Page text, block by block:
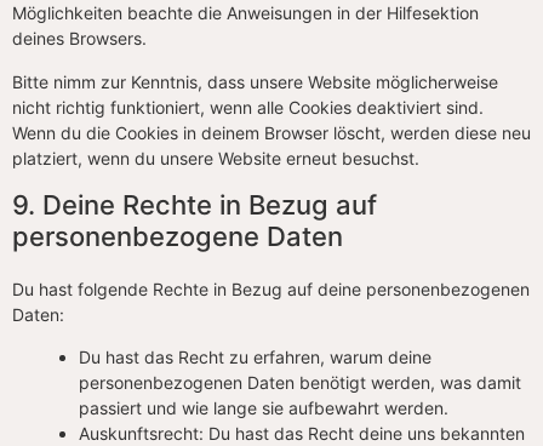
Möglichkeiten beachte die Anweisungen in der Hilfesektion
deines Browsers.
Bitte nimm zur Kenntnis, dass unsere Website möglicherweise
nicht richtig funktioniert, wenn alle Cookies deaktiviert sind.
Wenn du die Cookies in deinem Browser löscht, werden diese neu
platziert, wenn du unsere Website erneut besuchst.
9. Deine Rechte in Bezug auf
personenbezogene Daten
Du hast folgende Rechte in Bezug auf deine personenbezogenen
Daten:
Du hast das Recht zu erfahren, warum deine
personenbezogenen Daten benötigt werden, was damit
passiert und wie lange sie aufbewahrt werden.
Auskunftsrecht: Du hast das Recht deine uns bekannten